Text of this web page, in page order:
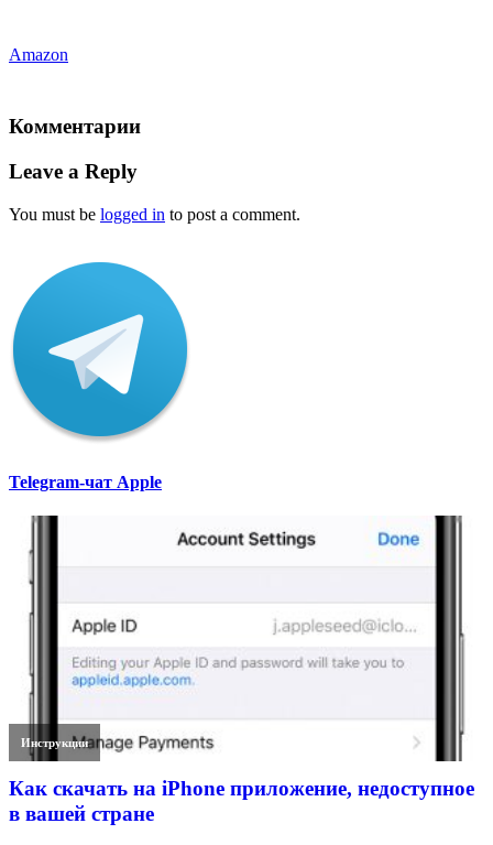
Amazon
Комментарии
Leave a Reply
You must be logged in to post a comment.
Telegram-чат Apple
Инструкции
Как скачать на iPhone приложение, недоступное
в вашей стране